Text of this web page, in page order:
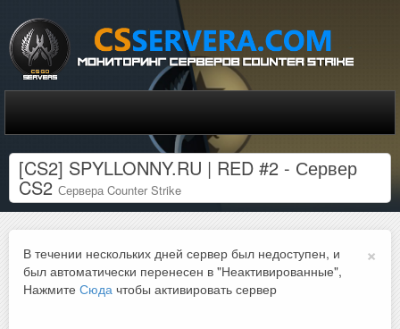
[CS2] SPYLLONNY.RU | RED #2 - Сервер
CS2 Сервера Counter Strike
×
В течении нескольких дней сервер был недоступен, и
был автоматически перенесен в "Неактивированные",
Нажмите Сюда чтобы активировать сервер